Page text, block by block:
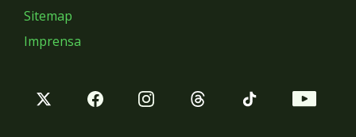
Sitemap
Imprensa